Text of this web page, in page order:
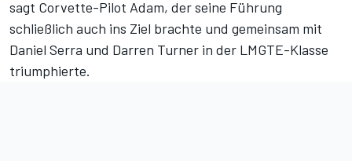
sagt Corvette-Pilot Adam, der seine Führung
schließlich auch ins Ziel brachte und gemeinsam mit
Daniel Serra und Darren Turner in der LMGTE-Klasse
triumphierte.